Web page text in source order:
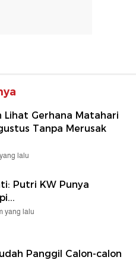
Lihat Gerhana Matahari
Tanpa Merusak
lalu
Putri KW Punya
yang lalu
Panggil Calon-calon